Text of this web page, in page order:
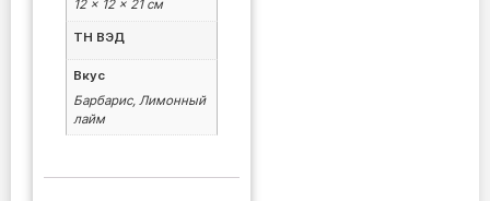
12 × 12 × 21 см
ТН ВЭД
Вкус
Барбарис, Лимонный
лайм